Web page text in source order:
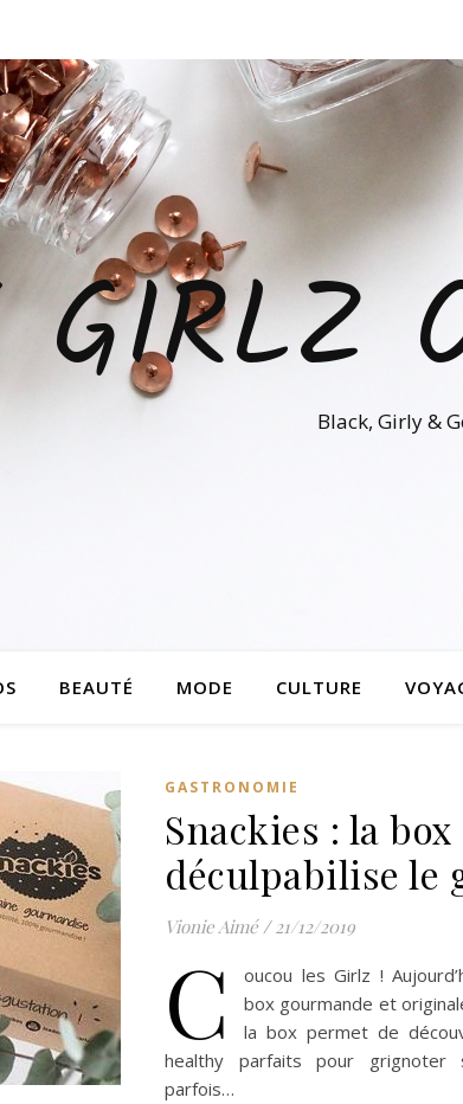
GIRLZBlack, Girly &
BEAUTÉ MODE CULTURE
GASTRONOMIE
Snackies : la
déculpabilise le
Vionie Aimé / 21/12/2019
C
oucou les Girlz !
box gourmande et
la box permet de
healthy parfaits pour grignoter
parfois…